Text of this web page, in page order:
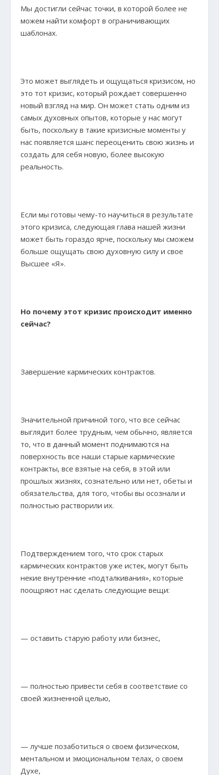
Мы достигли сейчас точки, в которой более не
можем найти комфорт в ограничивающих
шаблонах.
Это может выглядеть и ощущаться кризисом, но
это тот кризис, который рождает совершенно
новый взгляд на мир. Он может стать одним из
самых духовных опытов, которые у нас могут
быть, поскольку в такие кризисные моменты у
нас появляется шанс переоценить свою жизнь и
создать для себя новую, более высокую
реальность.
Если мы готовы чему-то научиться в результате
этого кризиса, следующая глава нашей жизни
может быть гораздо ярче, поскольку мы сможем
больше ощущать свою духовную силу и свое
Высшее «Я».
Но почему этот кризис происходит именно
сейчас?
Завершение кармических контрактов.
Значительной причиной того, что все сейчас
выглядит более трудным, чем обычно, является
то, что в данный момент поднимаются на
поверхность все наши старые кармические
контракты, все взятые на себя, в этой или
прошлых жизнях, сознательно или нет, обеты и
обязательства, для того, чтобы вы осознали и
полностью растворили их.
Подтверждением того, что срок старых
кармических контрактов уже истек, могут быть
некие внутренние «подталкивания», которые
поощряют нас сделать следующие вещи:
— оставить старую работу или бизнес,
— полностью привести себя в соответствие со
своей жизненной целью,
— лучше позаботиться о своем физическом,
ментальном и эмоциональном телах, о своем
Духе,